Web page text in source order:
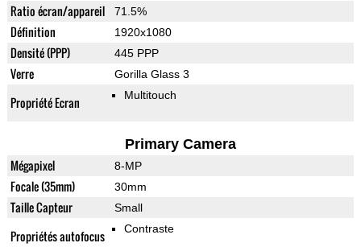
Ratio écran/appareil 71.5%
Définition 1920x1080
Densité (PPP) 445 PPP
Verre Gorilla Glass 3
Propriété Ecran Multitouch
Primary Camera
Mégapixel 8-MP
Focale (35mm) 30mm
Taille Capteur Small
Propriétés autofocus Contraste